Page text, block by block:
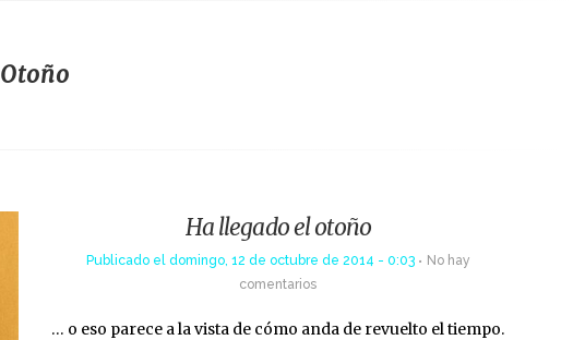
Otoño
Ha llegado el otoño
Publicado el domingo, 12 de octubre de 2014 - 0:03
No hay
comentarios
… o eso parece a la vista de cómo anda de revuelto el tiempo.